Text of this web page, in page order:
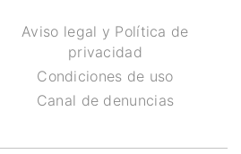
Aviso legal y Política de
privacidad
Condiciones de uso
Canal de denuncias